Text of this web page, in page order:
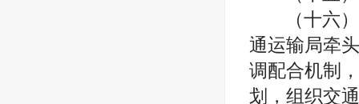
（十六
通运输局牵
调配合机制
划，组织交